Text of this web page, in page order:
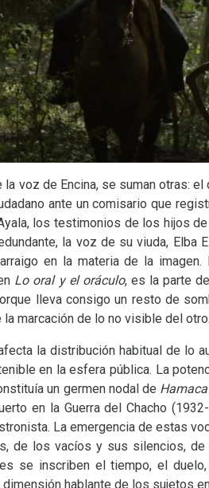
voz de Encina, se suman otras:
ante un comisario que
los testimonios de los hijos
la voz de su viuda,
en la materia de la
Lo oral y el oráculo, es la parte
lleva consigo un resto de
marcación de lo no visible del otro.
la distribución habitual de lo
en la esfera pública. La
un germen nodal de
en la Guerra del Chacho
La emergencia de estas
de los vacíos y sus silencios,
se inscriben el tiempo, el
hablante de los sujetos